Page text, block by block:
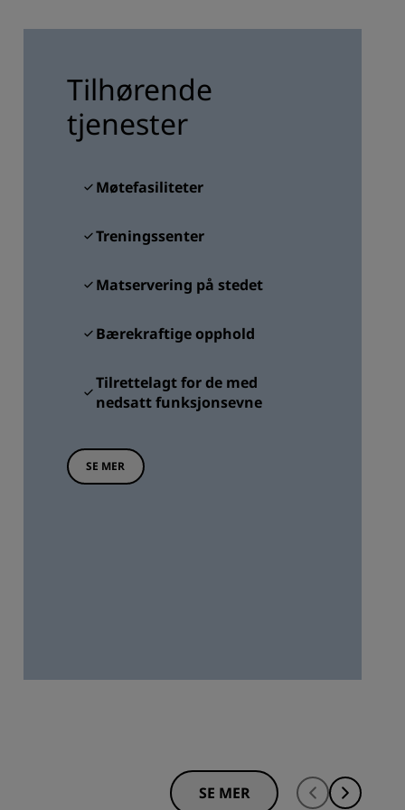
REGISTRER DEG
Tilhørende
tjenester
Møtefasiliteter
Treningssenter
Matservering på stedet
Bærekraftige opphold
Tilrettelagt for de med
nedsatt funksjonsevne
SE MER
SE MER